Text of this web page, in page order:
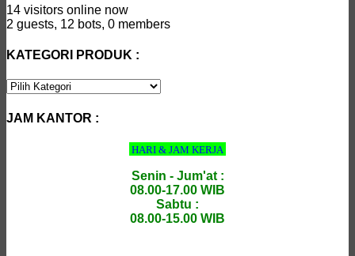
14 visitors online now
2 guests, 12 bots, 0 members
KATEGORI PRODUK :
KATEGORI
JAM KANTOR :
HARI & JAM KERJA
Senin - Jum'at :
08.00-17.00 WIB
Sabtu :
08.00-15.00 WIB